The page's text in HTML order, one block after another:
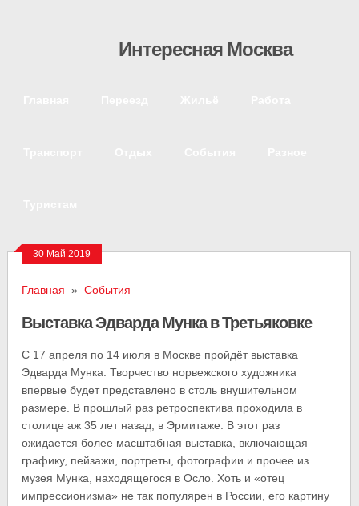
Интересная Москва
30 Май 2019
Главная »События
Выставка Эдварда Мунка в Третьяковке
С 17 апреля по 14 июля в Москве пройдёт выставка
Эдварда Мунка. Творчество норвежского художника
впервые будет представлено в столь внушительном
размере. В прошлый раз ретроспектива проходила в
столице аж 35 лет назад, в Эрмитаже. В этот раз
ожидается более масштабная выставка, включающая
графику, пейзажи, портреты, фотографии и прочее из
музея Мунка, находящегося в Осло. Хоть и «отец
импрессионизма» не так популярен в России, его картину